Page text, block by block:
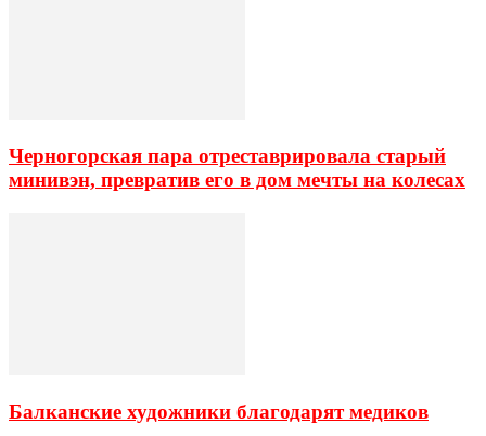
Черногорская пара отреставрировала старый
минивэн, превратив его в дом мечты на колесах
Балканские художники благодарят медиков